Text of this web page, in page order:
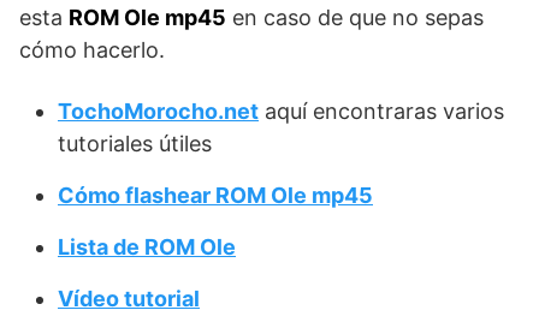
esta ROM Ole mp45 en caso de que no sepas
cómo hacerlo.
TochoMorocho.net aquí encontraras varios
tutoriales útiles
Cómo flashear ROM Ole mp45
Lista de ROM Ole
Vídeo tutorial